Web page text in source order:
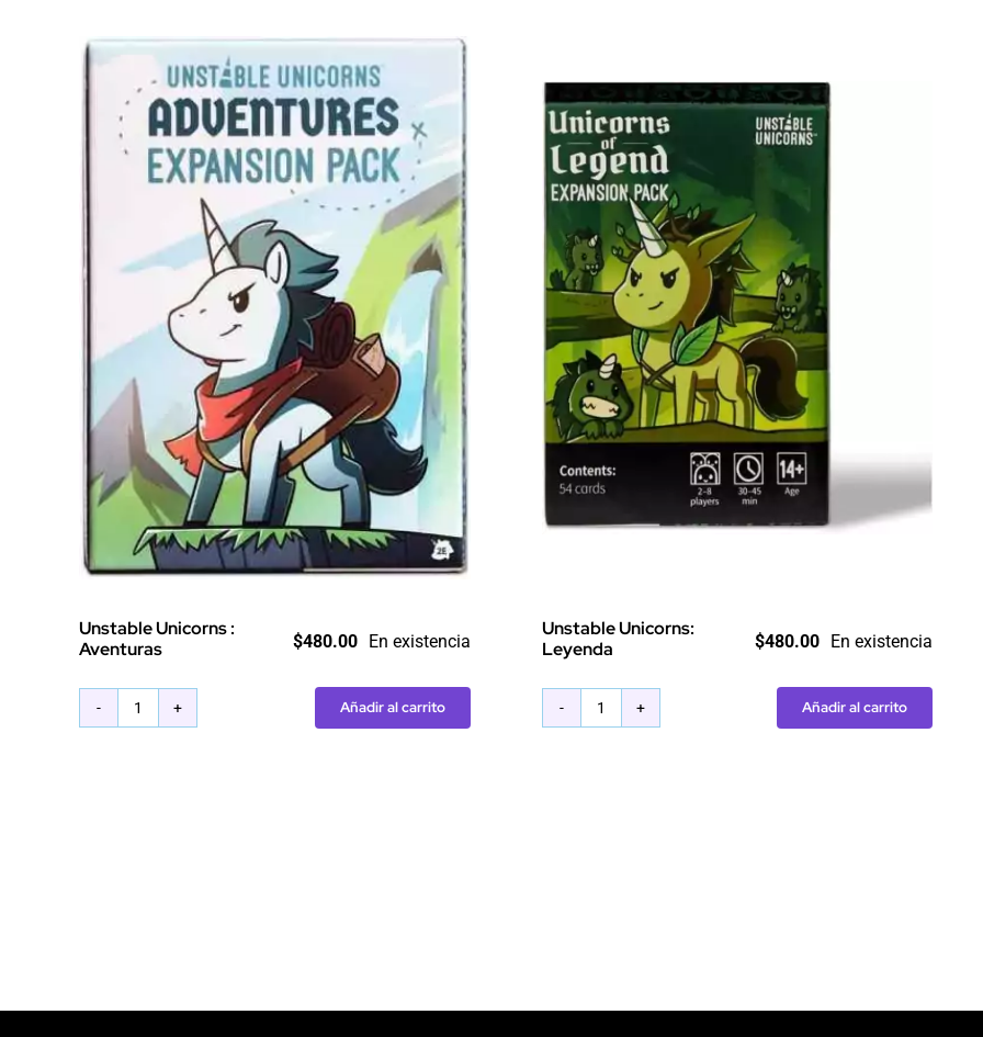
Unstable Unicorns :
Aventuras
$480.00 En existencia
Unstable
Añadir al carrito
Unstable Unicorns:
Leyenda
$480.00 En existencia
Unstable
Añadir al carrito